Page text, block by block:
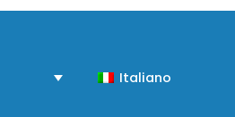
Italiano